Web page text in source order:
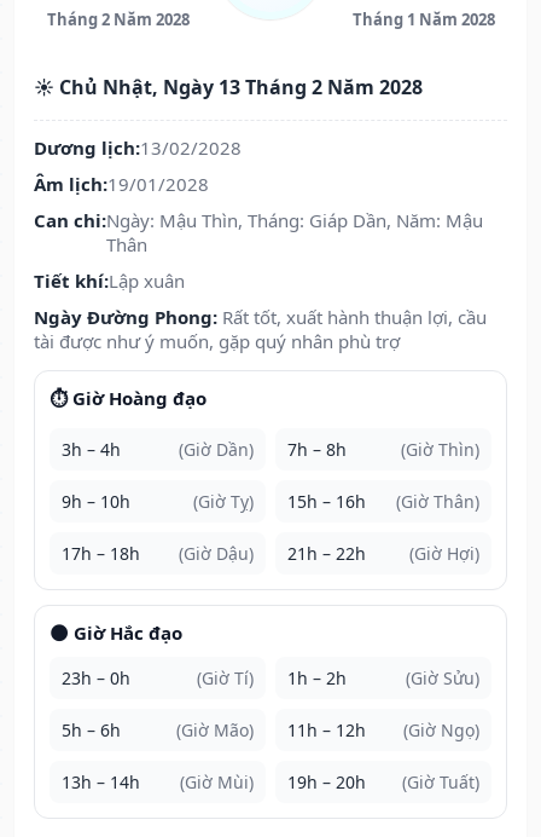
Tháng 2 Năm 2028 Tháng 1 Năm 2028
☀️ Chủ Nhật, Ngày 13 Tháng 2 Năm 2028
Dương lịch:13/02/2028
Âm lịch:19/01/2028
Can chi:Ngày: Mậu Thìn, Tháng: Giáp Dần, Năm: Mậu
Thân
Tiết khí:Lập xuân
Ngày Đường Phong: Rất tốt, xuất hành thuận lợi, cầu
tài được như ý muốn, gặp quý nhân phù trợ
⏱️ Giờ Hoàng đạo
3h – 4h (Giờ Dần) 7h – 8h (Giờ Thìn)
9h – 10h (Giờ Tỵ) 15h – 16h (Giờ Thân)
17h – 18h (Giờ Dậu) 21h – 22h (Giờ Hợi)
🌑 Giờ Hắc đạo
23h – 0h (Giờ Tí) 1h – 2h (Giờ Sửu)
5h – 6h (Giờ Mão) 11h – 12h (Giờ Ngọ)
13h – 14h (Giờ Mùi) 19h – 20h (Giờ Tuất)